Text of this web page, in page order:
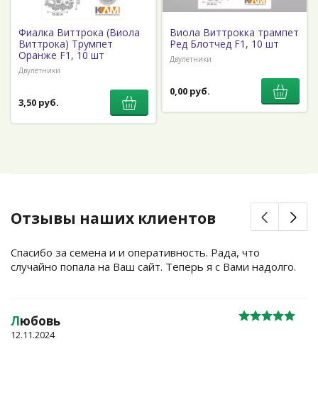
Фиалка Виттрока (Виола
Виттрока) Трумпет
Оранже F1, 10 шт
Двулетники
3,50 руб.
Виола Виттрокка трампет
Ред Блотчед F1, 10 шт
Двулетники
0,00 руб.
Отзывы наших клиентов
Спасибо за семена и и оперативность. Рада, что
случайно попала на Ваш сайт. Теперь я с Вами надолго.
Любовь
12.11.2024